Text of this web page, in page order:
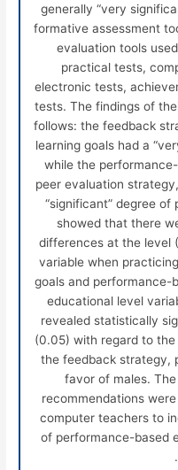
generally “very
formative assessment
evaluation tools
practical tests,
electronic tests,
tests. The findings of
follows: the feedback
learning goals had a
while the
peer evaluation
“significant” degree
showed that there
differences at the level
variable when
goals and performance-
educational level
revealed statistically
(0.05) with regard to
the feedback strategy,
favor of males.
recommendations
computer teachers to
of performance-based